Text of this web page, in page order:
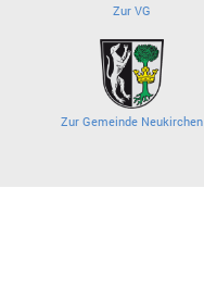
Zur VG
Zur Gemeinde Neukirchen